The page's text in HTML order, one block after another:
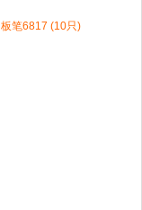
笔6817 (10只)